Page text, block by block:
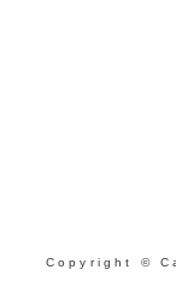
Copyright ©